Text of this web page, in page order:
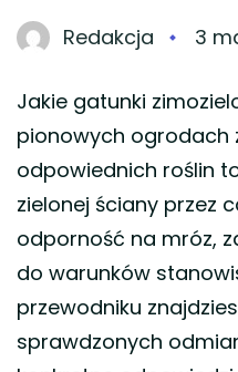
Redakcja 3
Jakie gatunki
pionowych ogrodach
odpowiednich roślin
zielonej ściany przez
odporność na mróz,
do warunków
przewodniku
sprawdzonych